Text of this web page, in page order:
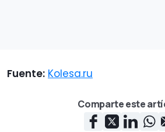
Fuente: Kolesa.ru
Comparte este